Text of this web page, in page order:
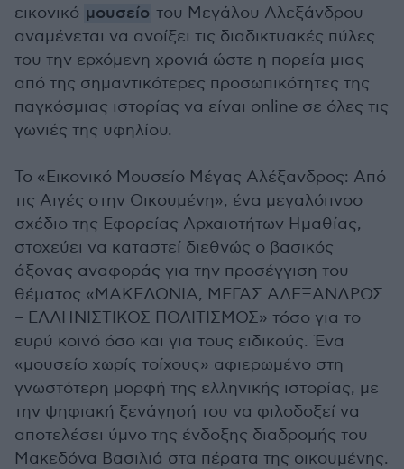
εικονικό μουσείο του Μεγάλου Αλεξάνδρου
αναμένεται να ανοίξει τις διαδικτυακές πύλες
του την ερχόμενη χρονιά ώστε η πορεία μιας
από της σημαντικότερες προσωπικότητες της
παγκόσμιας ιστορίας να είναι online σε όλες τις
γωνιές της υφηλίου.
Το «Εικονικό Μουσείο Μέγας Αλέξανδρος: Από
τις Αιγές στην Οικουμένη», ένα μεγαλόπνοο
σχέδιο της Εφορείας Αρχαιοτήτων Ημαθίας,
στοχεύει να καταστεί διεθνώς ο βασικός
άξονας αναφοράς για την προσέγγιση του
θέματος «ΜΑΚΕΔΟΝΙΑ, ΜΕΓΑΣ ΑΛΕΞΑΝΔΡΟΣ
– ΕΛΛΗΝΙΣΤΙΚΟΣ ΠΟΛΙΤΙΣΜΟΣ» τόσο για το
ευρύ κοινό όσο και για τους ειδικούς. Ένα
«μουσείο χωρίς τοίχους» αφιερωμένο στη
γνωστότερη μορφή της ελληνικής ιστορίας, με
την ψηφιακή ξενάγησή του να φιλοδοξεί να
αποτελέσει ύμνο της ένδοξης διαδρομής του
Μακεδόνα Βασιλιά στα πέρατα της οικουμένης.